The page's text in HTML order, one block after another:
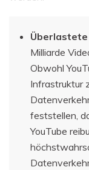
Milliarde
Obwohl
Infrastruktur
feststellen,
YouTube